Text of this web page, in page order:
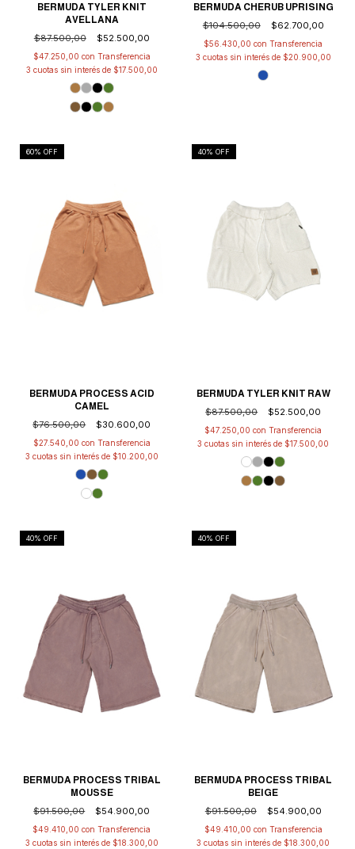
BERMUDA TYLER KNIT
AVELLANA
$87.500,00
$52.500,00
$47.250,00 con
3 cuotas sin interés de $17.500,00
BERMUDA CHERUB UPRISING
$104.500,00
$62.700,00
$56.430,00con
3 cuotas sin interés de $20.900,00
60% OFF
BERMUDA PROCESS ACID
CAMEL
$76.500,00
$30.600,00
$27.540,00 con
3 cuotas sin interés de $10.200,00
40% OFF
BERMUDA TYLER KNIT RAW
$87.500,00
$52.500,00
$47.250,00con
3 cuotas sin interés de $17.500,00
40% OFF
BERMUDA PROCESS TRIBAL
MOUSSE
$91.500,00
$54.900,00
$49.410,00con
3 cuotas sin interés de $18.300,00
40% OFF
BERMUDA PROCESS TRIBAL
BEIGE
$91.500,00
$54.900,00
$49.410,00 con
3 cuotas sin interés de $18.300,00